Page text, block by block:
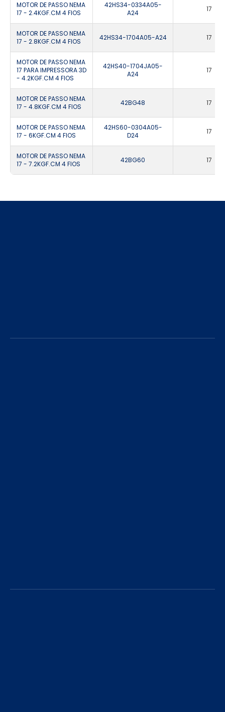
MOTOR DE PASSO NEMA
17 - 2.4KGF.CM 4 FIOS
42HS34-0334A05-
A24
17
MOTOR DE PASSO NEMA
17 - 2.8KGF.CM 4 FIOS
42HS34-1704A05-A24 17
MOTOR DE PASSO NEMA
17 PARA IMPRESSORA 3D
- 4.2KGF.CM 4 FIOS
42HS40-1704JA05-
A24
17
MOTOR DE PASSO NEMA
17 - 4.8KGF.CM 4 FIOS
42BG48 17
MOTOR DE PASSO NEMA
17 - 6KGF.CM 4 FIOS
42HS60-0304A05-
D24
17
MOTOR DE PASSO NEMA
17 - 7.2KGF.CM 4 FIOS
42BG60 17